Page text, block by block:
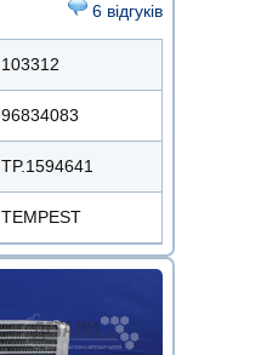
6 відгуків
103312
96834083
TP.1594641
TEMPEST